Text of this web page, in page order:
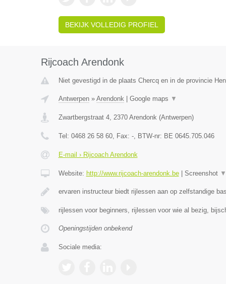
BEKIJK VOLLEDIG PROFIEL
Rijcoach Arendonk
Niet gevestigd in de plaats Chercq en in de provincie
Antwerpen» Arendonk| Google maps ▼
Zwartbergstraat 4, 2370 Arendonk(Antwerpen)
Tel: 0468 26 58 60, Fax: -, BTW-nr: BE 0645.705.046
E-mail › Rijcoach Arendonk
Website: http://www.rijcoach-arendonk.be| Screenshot ▼
ervaren instructeur biedt rijlessen aan op zelfstandige
rijlessen voor beginners, rijlessen voor wie al bezig,
Openingstijden onbekend
Sociale media: